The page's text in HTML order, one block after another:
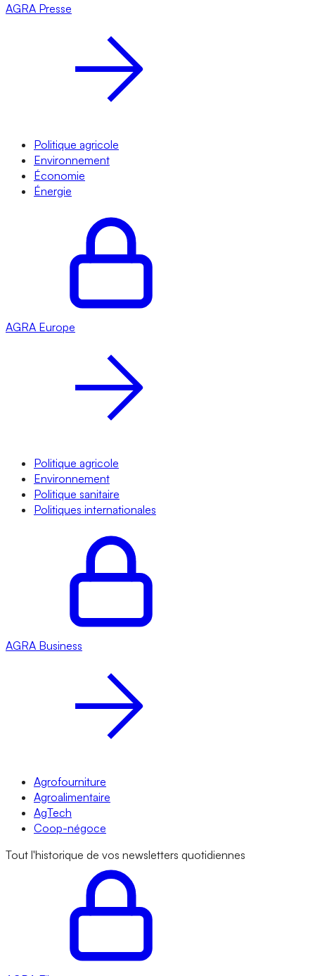
AGRA Presse
Politique agricole
Environnement
Économie
Énergie
AGRA Europe
Politique agricole
Environnement
Politique sanitaire
Politiques internationales
AGRA Business
Agrofourniture
Agroalimentaire
AgTech
Coop-négoce
Tout l'historique de vos newsletters quotidiennes